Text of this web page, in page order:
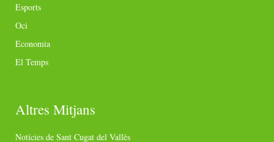
Esports
Oci
Economia
El Temps
Altres Mitjans
Notícies de Sant Cugat del Vallès